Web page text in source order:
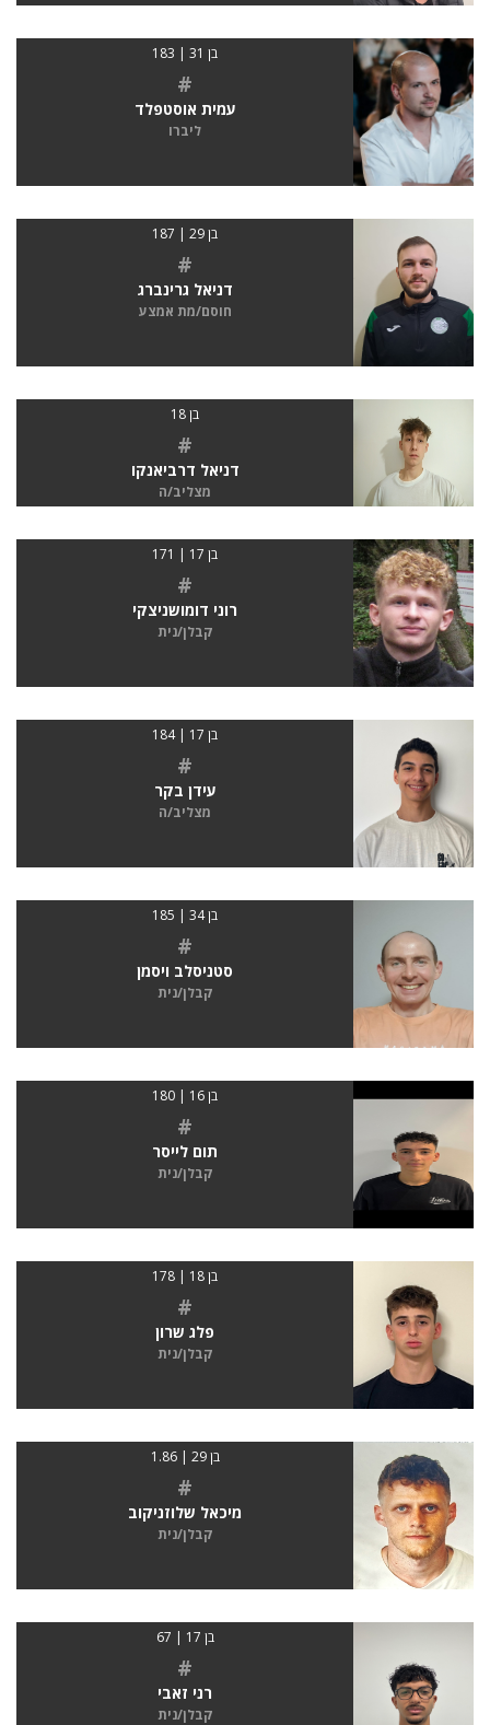
בן 31 | 183
#
עמית אוסטפלד
ליברו
בן 29 | 187
#
דניאל גרינברג
חוסם/מת אמצע
בן 18
#
דניאל דרביאנקו
מצליב/ה
בן 17 | 171
#
רוני דומושניצקי
קבלן/נית
בן 17 | 184
#
עידן בקר
מצליב/ה
בן 34 | 185
#
סטניסלב ויסמן
קבלן/נית
בן 16 | 180
#
תום לייסר
קבלן/נית
בן 18 | 178
#
פלג שרון
קבלן/נית
בן 29 | 1.86
#
מיכאל שלוזניקוב
קבלן/נית
בן 17 | 67
#
רני זאבי
קבלן/נית